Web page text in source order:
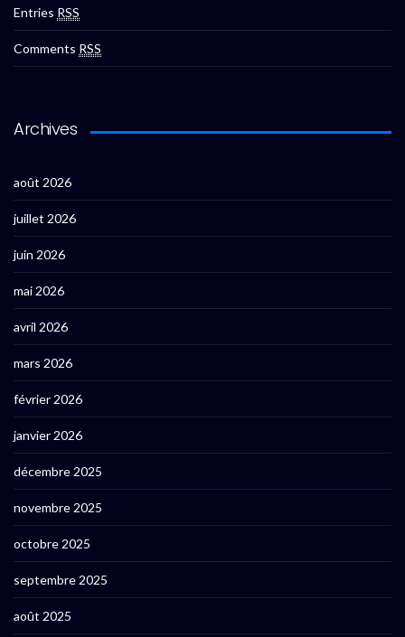
Entries RSS
Comments RSS
Archives
août 2026
juillet 2026
juin 2026
mai 2026
avril 2026
mars 2026
février 2026
janvier 2026
décembre 2025
novembre 2025
octobre 2025
septembre 2025
août 2025